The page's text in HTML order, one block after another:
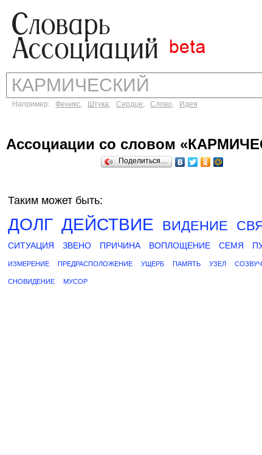
Например: Феникс, Штука, Сердце, Слово, Идея
Ассоциации со словом
Поделиться…
Таким может быть:
ДОЛГ ДЕЙСТВИЕ ВИДЕНИЕ
СИТУАЦИЯ
ЗВЕНО ПРИЧИНА ВОПЛОЩЕНИЕ СЕМЯ
ИЗМЕРЕНИЕ ПРЕДРАСПОЛОЖЕНИЕ УЩЕРБ ПАМЯТЬ УЗЕЛ
СНОВИДЕНИЕ МУСОР